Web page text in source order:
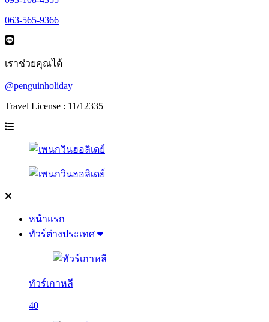
063-565-9366
เราช่วยคุณได้
@penguinholiday
Travel License : 11/12335
หน้าแรก
ทัวร์ต่างประเทศ
ทัวร์เกาหลี
40